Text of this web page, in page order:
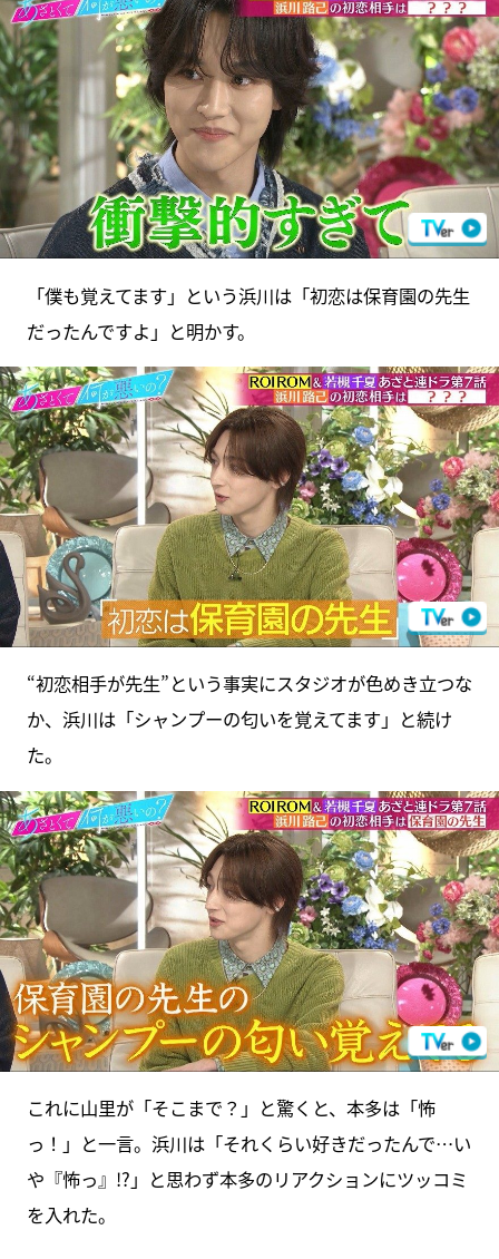
「僕も覚えてます」という浜川は「初恋は保育園の先生
だったんですよ」と明かす。
“初恋相手が先生”という事実にスタジオが色めき立つな
か、浜川は「シャンプーの匂いを覚えてます」と続け
た。
これに山里が「そこまで？」と驚くと、本多は「怖
っ！」と一言。浜川は「それくらい好きだったんで…い
や『怖っ』!?」と思わず本多のリアクションにツッコミ
を入れた。